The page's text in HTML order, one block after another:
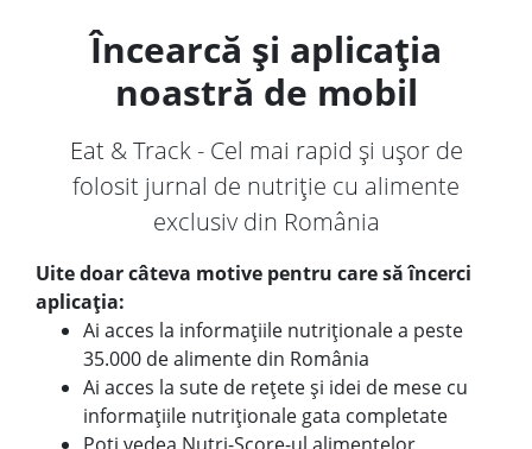
Încearcă și aplicația
noastră de mobil
Eat & Track - Cel mai rapid și ușor de
folosit jurnal de nutriție cu alimente
exclusiv din România
Uite doar câteva motive pentru care să încerci
aplicația:
Ai acces la informațiile nutriționale a peste
35.000 de alimente din România
Ai acces la sute de rețete și idei de mese cu
informațiile nutriționale gata completate